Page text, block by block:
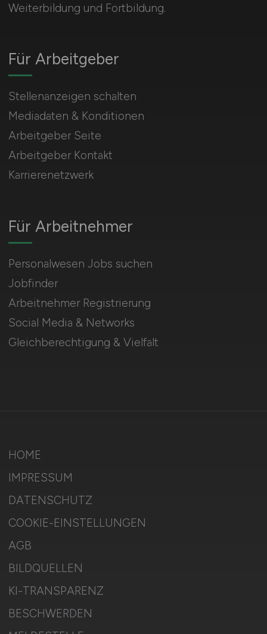
Weiterbildung und Fortbildung.
Für Arbeitnehmer
Personalwesen Jobs suchen
Jobfinder
Arbeitnehmer Registrierung
Social Media & Networks
Gleichberechtigung & Vielfalt
Für Arbeitgeber
Stellenanzeigen schalten
Mediadaten & Konditionen
Arbeitgeber Seite
Arbeitgeber Kontakt
Karrierenetzwerk
HOME
IMPRESSUM
DATENSCHUTZ
COOKIE-EINSTELLUNGEN
AGB
BILDQUELLEN
KI-TRANSPARENZ
BESCHWERDEN